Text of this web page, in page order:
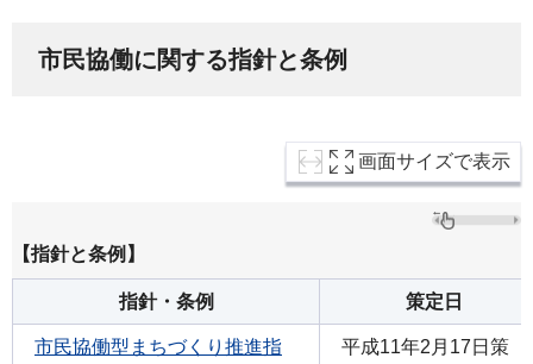
市民協働に関する指針と条例
画面サイズで表示
【指針と条例】
指針・条例 策定日
市民協働型まちづくり推進指
平成11年2月17日策